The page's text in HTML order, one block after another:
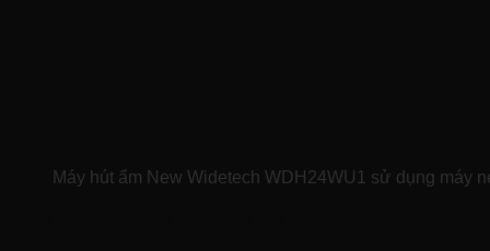
Máy hút ẩm New Widetech WDH24WU1 sử dụng máy